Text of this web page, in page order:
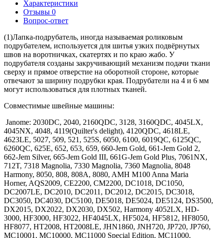
Характеристики
Отзывы 0
Вопрос-ответ
(1)Лапка-подрубатель, иногда называемая роликовым
подрубателем, используется для шитья узких подвёрнутых
швов на воротничках, скатертях и по краю жабо. У
подрубателя созданы закручивающий механизм подачи ткани
сверху и прямое отверстие на оборотной стороне, которые
отвечают за ширину подрубки края. Подрубатели на 4 и 6 мм
могут использоваться для плотных тканей.
Совместимые швейные машины:
Janome: 2030DC, 2040, 2160QDC, 3128, 3160QDC, 4045LX,
4045NX, 4048, 4119(Quilter's delight), 4120QDC, 4618LE,
4623LE, 5027, 509, 521, 525S, 6050, 6100, 6019QC, 6125QC,
6260QC, 625E, 652, 653, 659, 660-Jem Gold, 661-Jem Gold 2,
662-Jem Silver, 665-Jem Gold III, 661G-Jem Gold Plus, 7061NX,
712T, 7318 Magnolia, 7330 Magnolia, 7360 Magnolia, 8048
Harmony, 8050, 808, 808A, 8080, AMH M100 Anna Maria
Horner, AQS2009, CE2200, CM2200, DC1018, DC1050,
DC2007LE, DC2010, DC2011, DC2012, DC2015, DC3018,
DC3050, DC4030, DC5100, DE5018, DE5024, DE5124, DS3500,
DX2015, DX2022, DX2030, DX502, Harmony 4052LX, HD-
3000, HF3000, HF3022, HF4045LX, HF5024, HF5812, HF8050,
HF8077, HT2008, HT2008LE, JHN1860, JNH720, JP720, JP760,
MC10001, MC10000, MC11000 Special Edition, MC11000,